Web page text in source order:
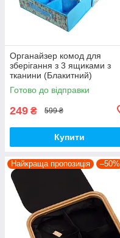
Органайзер комод для
зберігання з 3 ящиками з
тканини (Блакитний)
Готово до відправки
249 ₴ 599 ₴
Купити
Найкраща пропозиція –50%